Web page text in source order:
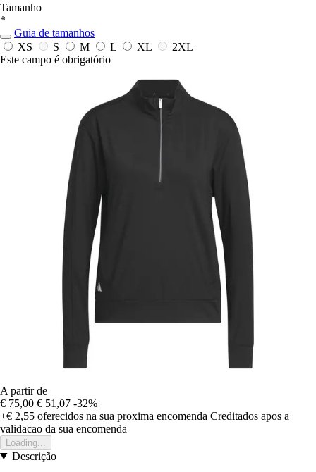
Tamanho
*
Guia de tamanhos
XS
S M L XL
2XL
Este campo é obrigatório
A partir de
€ 75,00 € 51,07 -32%
+€ 2,55 oferecidos na sua proxima encomenda Creditados apos a
validacao da sua encomenda
Loading...
Descrição